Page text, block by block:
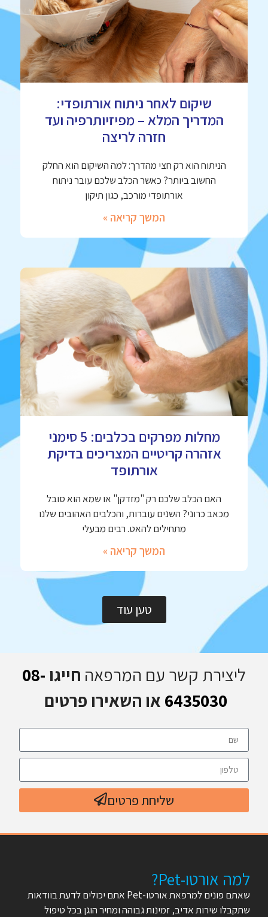
שיקום לאחר ניתוח אורתופדי:
המדריך המלא – מפיזיותרפיה ועד
חזרה לריצה
הניתוח הוא רק חצי מהדרך: למה השיקום הוא החלק
החשוב ביותר? כאשר הכלב שלכם עובר ניתוח
אורתופדי מורכב, כגון תיקון
המשך קריאה »
מחלות מפרקים בכלבים: 5 סימני
אזהרה קריטיים המצריכים בדיקת
אורתופד
האם הכלב שלכם רק "מזדקן" או שמא הוא סובל
מכאב כרוני? השנים עוברות, והכלבים האהובים שלנו
מתחילים להאט. רבים מבעלי
המשך קריאה »
טען עוד
ליצירת קשר עם המרפאה חייגו 08-
6435030 או השאירו פרטים
שליחת פרטים
למה אורטו-Pet?
שאתם פונים למרפאת אורטו-Pet אתם יכולים לדעת בוודאות
שתקבלו שירות אדיב, זמינות גבוהה ומחיר הוגן בכל טיפול